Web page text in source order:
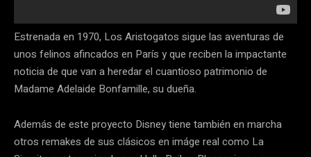
Estrenada en 1970, Los Aristogatos sigue las aventuras de
unos felinos afincados en París y que reciben la impactante
noticia de que van a heredar el cuantioso patrimonio de
Madame Adelaide Bonfamille, su dueña.
Además de este proyecto Disney tiene también en marcha
otros remakes de sus clásicos en imáge real como La